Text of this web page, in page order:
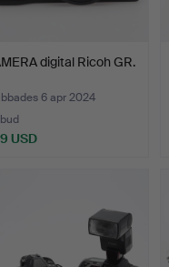
digital Ricoh GR.
6 apr 2024
USD